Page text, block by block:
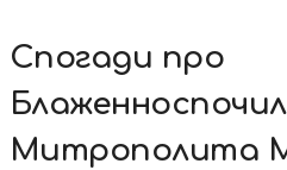
Спогади про
Митрополита